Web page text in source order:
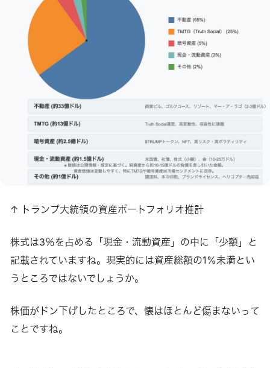
↑ トランプ大統領の資産ポートフォリオ推計
株式は3％を占める「現金・流動資産」の中に「少額」と
記載されていますね。現実的には資産総額の1%未満とい
うところではないでしょうか。
株価がドン下げしたところで、懐はほとんど傷まないって
ことですね。